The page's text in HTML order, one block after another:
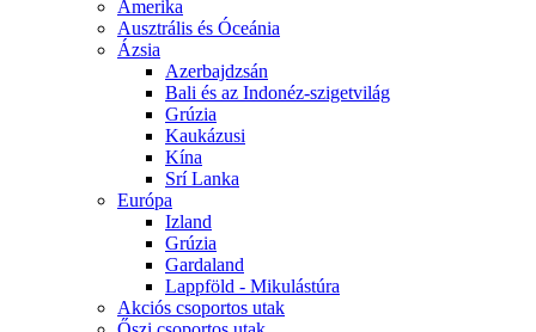
Amerika
Ausztrális és Óceánia
Ázsia
Azerbajdzsán
Bali és az Indonéz-szigetvilág
Grúzia
Kaukázusi
Kína
Srí Lanka
Európa
Izland
Grúzia
Gardaland
Lappföld - Mikulástúra
Akciós csoportos utak